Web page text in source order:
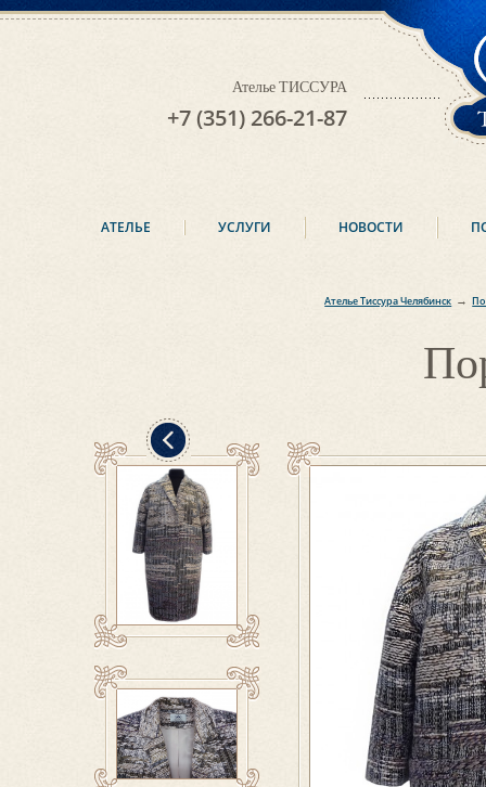
Ателье Тиссура Челябинск →
Ателье ТИССУРА
+7 (351) 266-21-87
АТЕЛЬЕ УСЛУГИ НОВОСТИ